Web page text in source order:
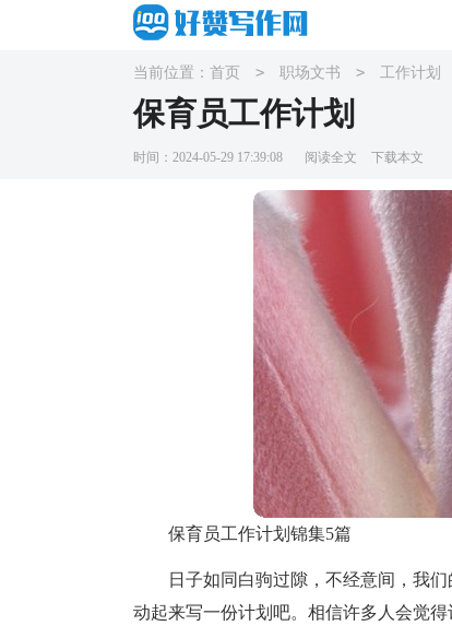
当前位置： 首页 > 职场文书 > 工作计划
保育员工作计划
时间：2024-05-29 17:39:08 阅读全文 下载本文
保育员工作计划锦集5篇
日子如同白驹过隙，不经意间，我
动起来写一份计划吧。相信许多人会觉